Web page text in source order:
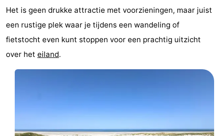
Vakantiehuizen
Boomhiemke
-
Het is geen drukke attractie met voorzieningen, maar juist
een rustige plek waar je tijdens een wandeling of
fietstocht even kunt stoppen voor een prachtig uitzicht
over het eiland.